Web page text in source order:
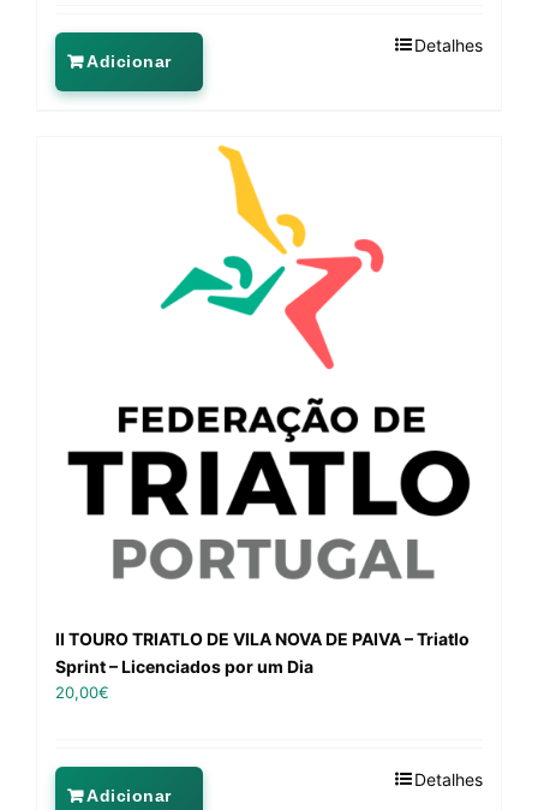
Adicionar
Detalhes
II TOURO TRIATLO DE VILA NOVA DE PAIVA – Triatlo
Sprint – Licenciados por um Dia
20,00€
Adicionar
Detalhes